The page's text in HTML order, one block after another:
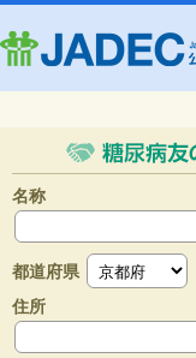
名称
都道府県
住所